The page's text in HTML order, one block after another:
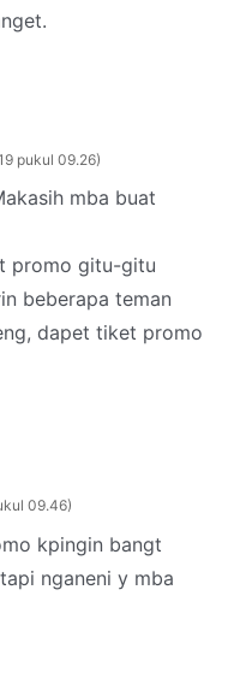
pukul 09.26
mba buat
promo gitu-gitu
beberapa teman
dapet tiket promo
09.46
kpingin bangt
nganeni y mba